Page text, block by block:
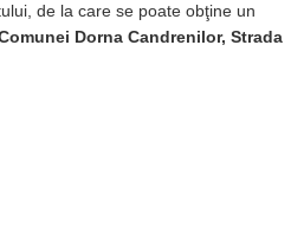
de la care se poate obţine un
Dorna Candrenilor, Strada